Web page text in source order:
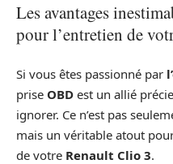
Les avantages
pour l’entretien de
Si vous êtes passionné par
prise OBD est un allié
ignorer. Ce n’est pas
mais un véritable atout
de votre Renault Clio 3.